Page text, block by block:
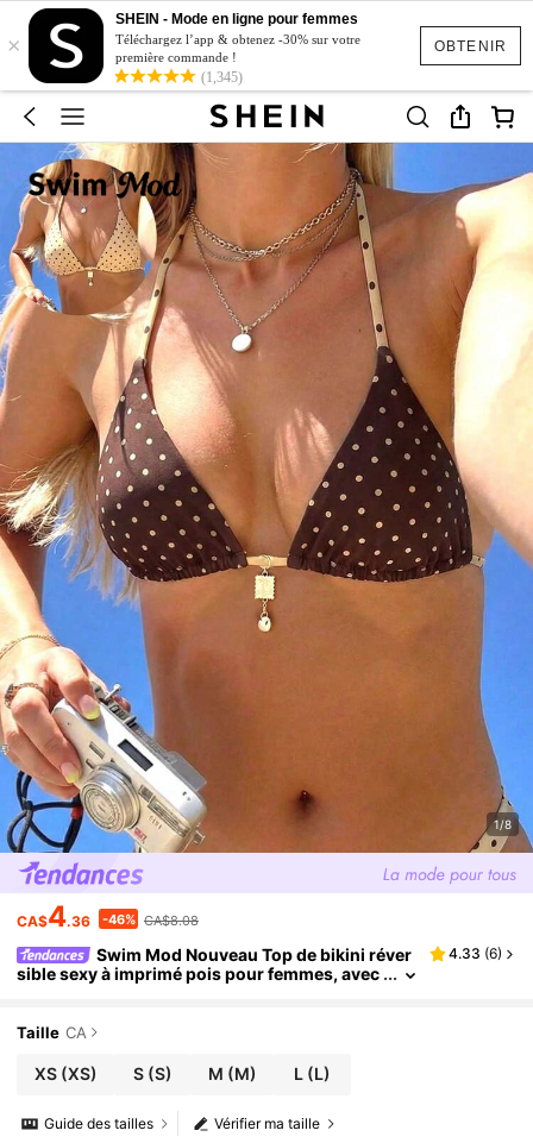
OBTENIR
×
SHEIN - Mode en ligne pour femmes
Téléchargez l’app & obtenez -30% sur votre
première commande !
(1,345)
1/8
CA$4.36 -46% CA$8.08
Swim Mod Nouveau Top de bikini réver
sible sexy à imprimé pois pour femmes, avec
4.33 (6)
Taille CA
XS(XS) S(S) M (M) L(L)
Vérifier ma taille
Guide des tailles